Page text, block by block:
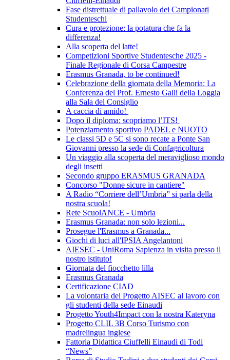
Fase distrettuale di pallavolo dei Campionati
Studenteschi
Cura e protezione: la potatura che fa la
differenza!
Alla scoperta del latte!
Competizioni Sportive Studentesche 2025 -
Finale Regionale di Corsa Campestre
Erasmus Granada, to be continued!
Celebrazione della giornata della Memoria: La
Conferenza del Prof. Ernesto Galli della Loggia
alla Sala del Consiglio
A caccia di amido!
Dopo il diploma: scopriamo l’ITS!
Potenziamento sportivo PADEL e NUOTO
Le classi 5D e 5C si sono recate a Ponte San
Giovanni presso la sede di Confagricoltura
Un viaggio alla scoperta del meraviglioso mondo
degli insetti
Secondo gruppo ERASMUS GRANADA
Concorso "Donne sicure in cantiere"
A Radio “Corriere dell’Umbria” si parla della
nostra scuola!
Rete ScuolANCE - Umbria
Erasmus Granada: non solo lezioni...
Prosegue l'Erasmus a Granada...
Giochi di luci all'IPSIA Angelantoni
AIESEC - UniRoma Sapienza in visita presso il
nostro istituto!
Giornata del fiocchetto lilla
Erasmus Granada
Certificazione CIAD
La volontaria del Progetto AISEC al lavoro con
gli studenti della sede Einaudi
Progetto Youth4Impact con la nostra Kateryna
Progetto CLIL 3B Corso Turismo con
madrelingua inglese
Fattoria Didattica Ciuffelli Einaudi di Todi
“News”